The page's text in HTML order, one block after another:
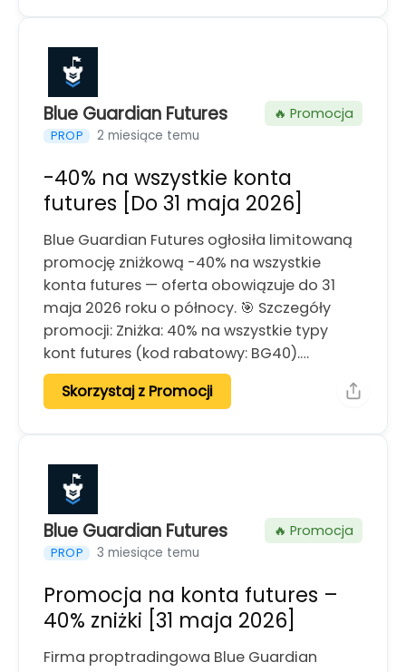
Blue Guardian Futures
PROP 2 miesiące temu
🔥 Promocja
-40% na wszystkie konta
futures [Do 31 maja 2026]
Blue Guardian Futures ogłosiła limitowaną
promocję zniżkową -40% na wszystkie
konta futures — oferta obowiązuje do 31
maja 2026 roku o północy. 🎯 Szczegóły
promocji: Zniżka: 40% na wszystkie typy
kont futures (kod rabatowy: BG40).…
Skorzystaj z Promocji
Blue Guardian Futures
PROP 3 miesiące temu
🔥 Promocja
Promocja na konta futures –
40% zniżki [31 maja 2026]
Firma proptradingowa Blue Guardian